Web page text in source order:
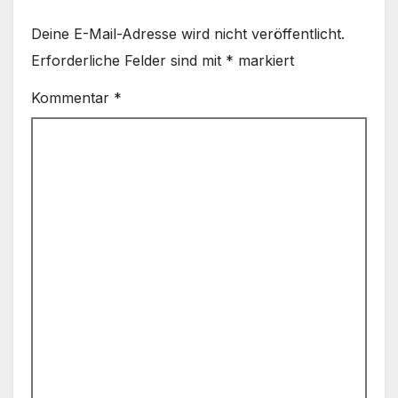
Deine E-Mail-Adresse wird nicht veröffentlicht.
Erforderliche Felder sind mit * markiert
Kommentar *